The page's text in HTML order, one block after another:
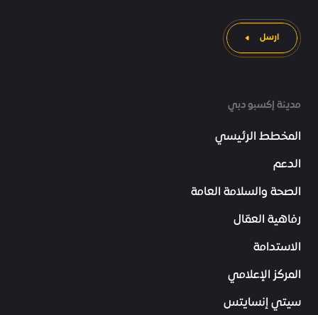
مدينة إكسبو دبي
المخطط الرئيسي
الدعم
الصحة والسلامة العامة
رفاهية العمّال
الاستدامة
المركز الإعلامي
سيتي إنسايتس
ارسل